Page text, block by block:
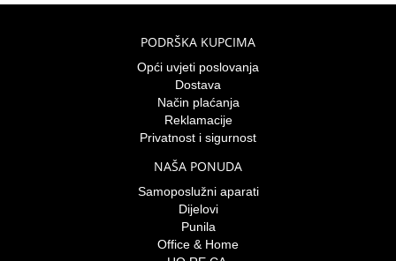
PODRŠKA KUPCIMA
Opći uvjeti poslovanja
Dostava
Način plaćanja
Reklamacije
Privatnost i sigurnost
NAŠA PONUDA
Samoposlužni aparati
Dijelovi
Punila
Office & Home